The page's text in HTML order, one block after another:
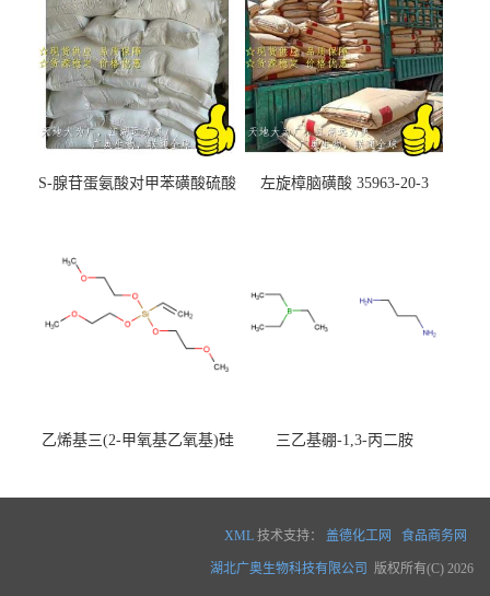
S-腺苷蛋氨酸对甲苯磺酸硫酸
左旋樟脑磺酸 35963-20-3
乙烯基三(2-甲氧基乙氧基)硅
三乙基硼-1,3-丙二胺
XML 技术支持： 盖德化工网 食品商务网
湖北广奥生物科技有限公司 版权所有(C) 2026